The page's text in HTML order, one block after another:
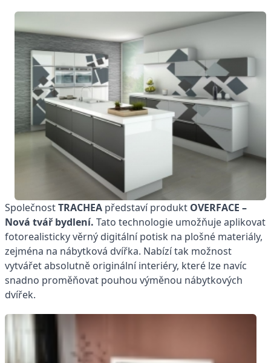
SpolečnostTRACHEA představí produkt OVERFACE –
Nová tvář bydlení. Tato technologie umožňuje aplikovat
fotorealisticky věrný digitální potisk na plošné materiály,
zejména na nábytková dvířka. Nabízí tak možnost
vytvářet absolutně originální interiéry, které lze navíc
snadno proměňovat pouhou výměnou nábytkových
dvířek.